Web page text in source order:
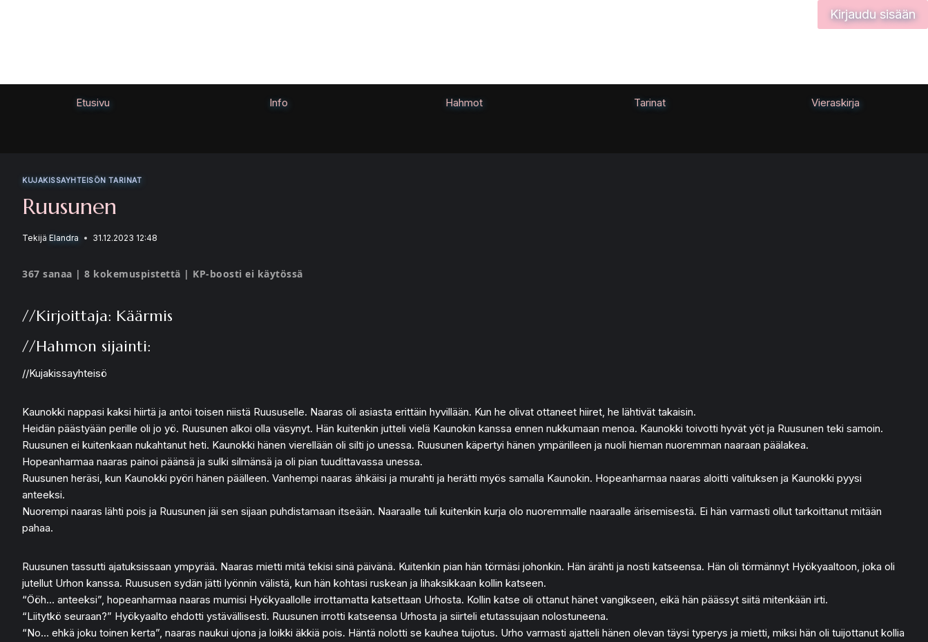
Kirjaudu sisään
Etusivu Info Hahmot Tarinat Vieraskirja
KUJAKISSAYHTEISÖN TARINAT
Ruusunen
Tekijä Elandra 31.12.2023 12:48
367 sanaa | 8 kokemuspistettä | KP-boosti ei käytössä
//Kirjoittaja: Käärmis
//Hahmon sijainti:
//Kujakissayhteisö
Kaunokki nappasi kaksi hiirtä ja antoi toisen niistä Ruususelle. Naaras oli asiasta erittäin hyvillään. Kun he olivat ottaneet hiiret, he lähtivät takaisin.
Heidän päästyään perille oli jo yö. Ruusunen alkoi olla väsynyt. Hän kuitenkin jutteli vielä Kaunokin kanssa ennen nukkumaan menoa. Kaunokki toivotti hyvät yöt ja Ruusunen teki samoin.
Ruusunen ei kuitenkaan nukahtanut heti. Kaunokki hänen vierellään oli silti jo unessa. Ruusunen käpertyi hänen ympärilleen ja nuoli hieman nuoremman naaraan päälakea.
Hopeanharmaa naaras painoi päänsä ja sulki silmänsä ja oli pian tuudittavassa unessa.
Ruusunen heräsi, kun Kaunokki pyöri hänen päälleen. Vanhempi naaras ähkäisi ja murahti ja herätti myös samalla Kaunokin. Hopeanharmaa naaras aloitti valituksen ja Kaunokki pyysi
anteeksi.
Nuorempi naaras lähti pois ja Ruusunen jäi sen sijaan puhdistamaan itseään. Naaraalle tuli kuitenkin kurja olo nuoremmalle naaraalle ärisemisestä. Ei hän varmasti ollut tarkoittanut mitään
pahaa.
Ruusunen tassutti ajatuksissaan ympyrää. Naaras mietti mitä tekisi sinä päivänä. Kuitenkin pian hän törmäsi johonkin. Hän ärähti ja nosti katseensa. Hän oli törmännyt Hyökyaaltoon, joka oli
jutellut Urhon kanssa. Ruususen sydän jätti lyönnin välistä, kun hän kohtasi ruskean ja lihaksikkaan kollin katseen.
“Ööh… anteeksi”, hopeanharmaa naaras mumisi Hyökyaallolle irrottamatta katsettaan Urhosta. Kollin katse oli ottanut hänet vangikseen, eikä hän päässyt siitä mitenkään irti.
“Liitytkö seuraan?” Hyökyaalto ehdotti ystävällisesti. Ruusunen irrotti katseensa Urhosta ja siirteli etutassujaan nolostuneena.
“No… ehkä joku toinen kerta”, naaras naukui ujona ja loikki äkkiä pois. Häntä nolotti se kauhea tuijotus. Urho varmasti ajatteli hänen olevan täysi typerys ja mietti, miksi hän oli tuijottanut kollia